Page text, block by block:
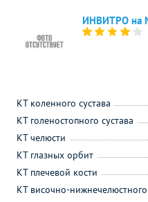
ИНВИТРО на
КТ коленного сустава
КТ голеностопного сустава
КТ челюсти
КТ глазных орбит
КТ плечевой кости
КТ височно-нижнечелюстного